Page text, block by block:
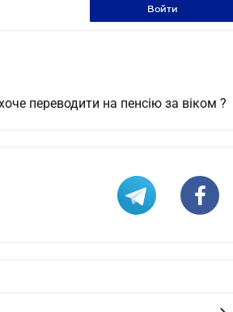
войти
переводити на пенсію за віком ?